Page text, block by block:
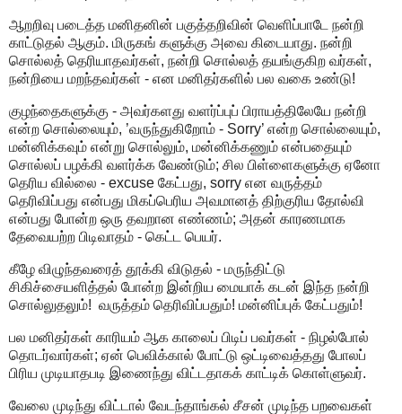
ஆறறிவு படைத்த மனிதனின் பகுத்தறிவின் வெளிப்பாடே நன்றி
காட்டுதல் ஆகும். மிருகங் களுக்கு அவை கிடையாது. நன்றி
சொல்லத் தெரியாதவர்கள், நன்றி சொல்லத் தயங்குகிற வர்கள்,
நன்றியை மறந்தவர்கள் - என மனிதர்களில் பல வகை உண்டு!
குழந்தைகளுக்கு - அவர்களது வளர்ப்புப் பிராயத்திலேயே நன்றி
என்ற சொல்லையும், ’வருந்துகிறோம் - Sorry’ என்ற சொல்லையும்,
மன்னிக்கவும் என்று சொல்லும், மன்னிக்கணும் என்பதையும்
சொல்லப் பழக்கி வளர்க்க வேண்டும்; சில பிள்ளைகளுக்கு ஏனோ
தெரிய வில்லை - excuse கேட்பது, sorry என வருத்தம்
தெரிவிப்பது என்பது மிகப்பெரிய அவமானத் திற்குரிய தோல்வி
என்பது போன்ற ஒரு தவறான எண்ணம்; அதன் காரணமாக
தேவையற்ற பிடிவாதம் - கெட்ட பெயர்.
கீழே விழுந்தவரைத் தூக்கி விடுதல் - மருந்திட்டு
சிகிச்சையளித்தல் போன்ற இன்றிய மையாக் கடன் இந்த நன்றி
சொல்லுதலும்! வருத்தம் தெரிவிப்பதும்! மன்னிப்புக் கேட்பதும்!
பல மனிதர்கள் காரியம் ஆக காலைப் பிடிப் பவர்கள் - நிழல்போல்
தொடர்வார்கள்; ஏன் பெவிக்கால் போட்டு ஒட்டிவைத்தது போலப்
பிரிய முடியாதபடி இணைந்து விட்டதாகக் காட்டிக் கொள்ளுவர்.
வேலை முடிந்து விட்டால் வேடந்தாங்கல் சீசன் முடிந்த பறவைகள்